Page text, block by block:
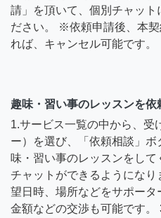
請」を頂いて、個別チャット
ださい。 ※依頼申請後、本
れば、キャンセル可能です。
趣味・習い事のレッスンを依
1.サービス一覧の中から、受
ー）を選び、「依頼相談」
味・習い事のレッスンをし
チャットができるようにな
望日時、場所などをサポー
金額などの交渉も可能です